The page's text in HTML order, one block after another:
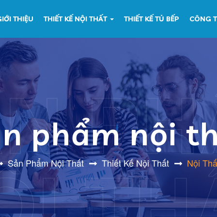
THIỆU THIẾT KẾ NỘI THẤT THIẾT KẾ TỦ BẾP CÔNG
phẩm nội
Sản Phẩm Nội Thất Thiết Kế Nội Thất Nội